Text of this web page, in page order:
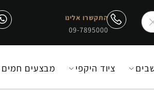
התקשרו אלינו
09-7895000
ציוד היקפי מבצעים חמים